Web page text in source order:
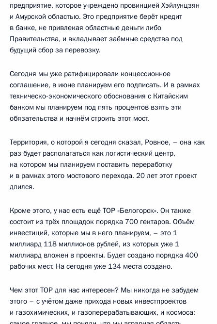
предприятие, которое учреждено провинцией Хэйлунцзян
и Амурской областью. Это предприятие берёт кредит
в банке, не привлекая областные деньги либо
Правительства, и вкладывает заёмные средства под
будущий сбор за перевозку.
Сегодня мы уже ратифицировали концессионное
соглашение, в июне планируем его подписать. И в рамках
техническо-экономического обоснования с Китайским
банком мы планируем под пять процентов взять эти
обязательства и начнём строить этот мост.
Территория, о которой я сегодня сказал, Ровное, – она как
раз будет располагаться как логистический центр,
на котором мы планируем поставить переработку
и в рамках этого мостового перехода. 20 лет этот проект
длился.
Кроме этого, у нас есть ещё ТОР «Белогорск». Он также
состоит из трёх площадок порядка 700 гектаров. Объём
инвестиций, которые мы в него планируем, – это 1
миллиард 118 миллионов рублей, из которых уже 1
миллиард вложен в проекты. Будет создано порядка 400
рабочих мест. На сегодня уже 134 места создано.
Чем этот ТОР для нас интересен? Мы никогда не забудем
этого – с учётом даже прихода новых инвестпроектов
и газохимических, и газоперерабатывающих, и космоса: